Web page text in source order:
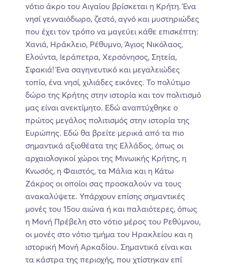
νότιο άκρο του Αιγαίου βρίσκεται η Κρήτη. Ένα
νησί γενναιόδωρο, ζεστό, αγνό και μυστηριώδες
που έχει τον τρόπο να μαγεύει κάθε επισκέπτη:
Χανιά, Ηράκλειο, Ρέθυμνο, Άγιος Νικόλαος,
Ελούντα, Ιεράπετρα, Χερσόνησος, Σητεία,
Σφακιά! Ένα σαγηνευτικό και μεγαλειώδες
τοπίο, ένα νησί, χιλιάδες εικόνες. Το πολύτιμο
δώρο της Κρήτης στην ιστορία και τον πολιτισμό
μας είναι ανεκτίμητο. Εδώ αναπτύχθηκε ο
πρώτος μεγάλος πολιτισμός στην ιστορία της
Ευρώπης. Εδώ θα βρείτε μερικά από τα πιο
σημαντικά αξιοθέατα της Ελλάδος, όπως οι
αρχαιολογικοί χώροι της Μινωικής Κρήτης, η
Κνωσός, η Φαιστός, τα Μάλια και η Κάτω
Ζάκρος οι οποίοι σας προσκαλούν να τους
ανακαλύψετε. Υπάρχουν επίσης σημαντικές
μονές του 15ου αιώνα ή και παλαιότερες, όπως
η Μονή Πρέβελη στο νότιο μέρος του Ρεθύμνου,
οι μονές στο νότιο τμήμα του Ηρακλείου και η
ιστορική Μονή Αρκαδίου. Σημαντικά είναι και
τα κάστρα της περιοχής, που χτίστηκαν επί